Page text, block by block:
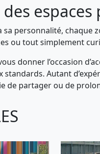
des
sa personnalité,
ou tout simplement
donner l’occasion
Autant
de partager ou de